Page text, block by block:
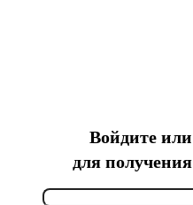
Войдите или
для